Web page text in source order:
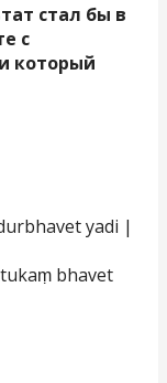
стал бы в
с
который
yadi |
bhavet